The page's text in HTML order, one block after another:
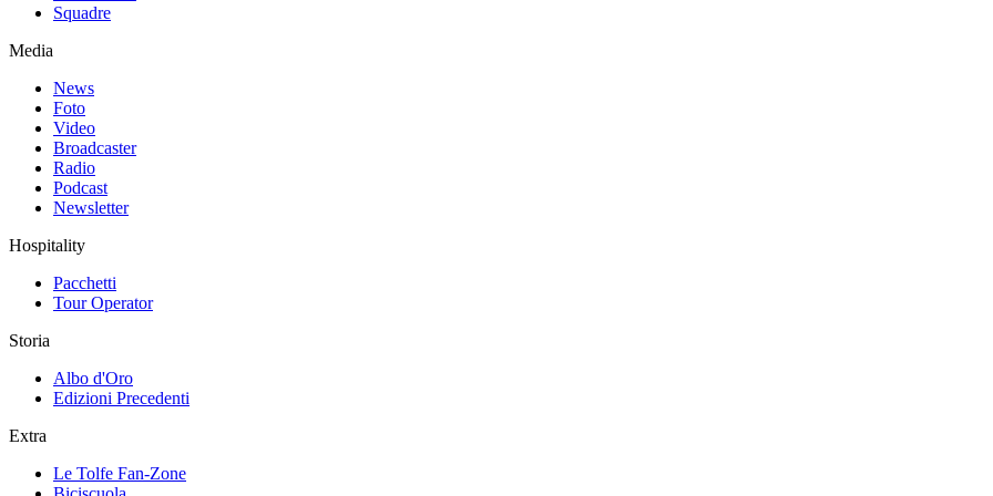
Squadre
Media
News
Foto
Video
Broadcaster
Radio
Podcast
Newsletter
Hospitality
Pacchetti
Tour Operator
Storia
Albo d'Oro
Edizioni Precedenti
Extra
Le Tolfe Fan-Zone